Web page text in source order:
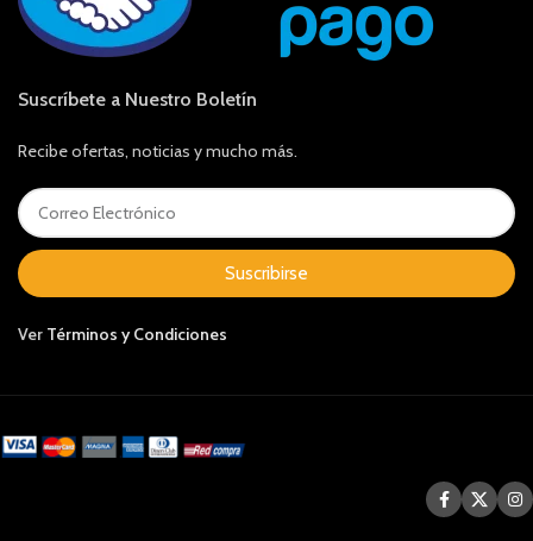
Suscríbete a Nuestro Boletín
Recibe ofertas, noticias y mucho más.
Suscribirse
Ver Términos y Condiciones